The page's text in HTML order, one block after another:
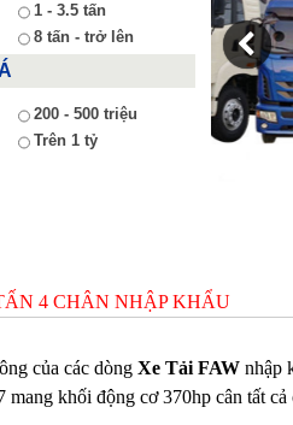
1 - 3.5 tấn
8 tấn - trở lên
200 - 500 triệu
Trên 1 tỷ
4 CHÂN NHẬP KHẨU
của các dòngXe Tải FAW nhập
mang khối động cơ 370hp cân tất cả